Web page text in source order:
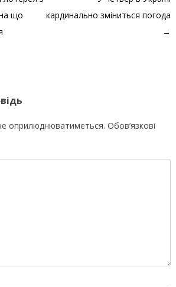
що
кардинально зміниться погода
→
оприлюднюватиметься. Обов’язкові